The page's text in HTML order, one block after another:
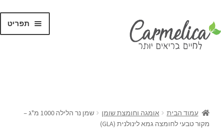
תפריט
עמוד הבית אומגה וחומצת שומן
שמן נר הלילה 1000 מ"ג –
מקור טבעי לחומצה גמא לינולנית (GLA)